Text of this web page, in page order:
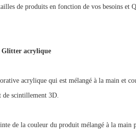
de produits en fonction de vos besoins et
Glitter acrylique
acrylique qui est mélangé à la main et
de scintillement 3D.
de la couleur du produit mélangé à la main